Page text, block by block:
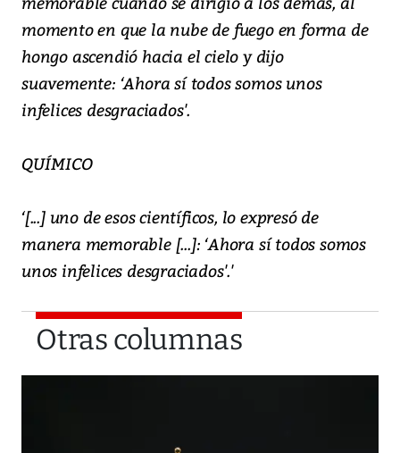
momento en que la nube de fuego en forma de
hongo ascendió hacia el cielo y dijo
suavemente: ‘Ahora sí todos somos unos
infelices desgraciados'.
QUÍMICO
‘[...] uno de esos científicos, lo expresó de
manera memorable [...]: ‘Ahora sí todos somos
unos infelices desgraciados'.'
Otras columnas